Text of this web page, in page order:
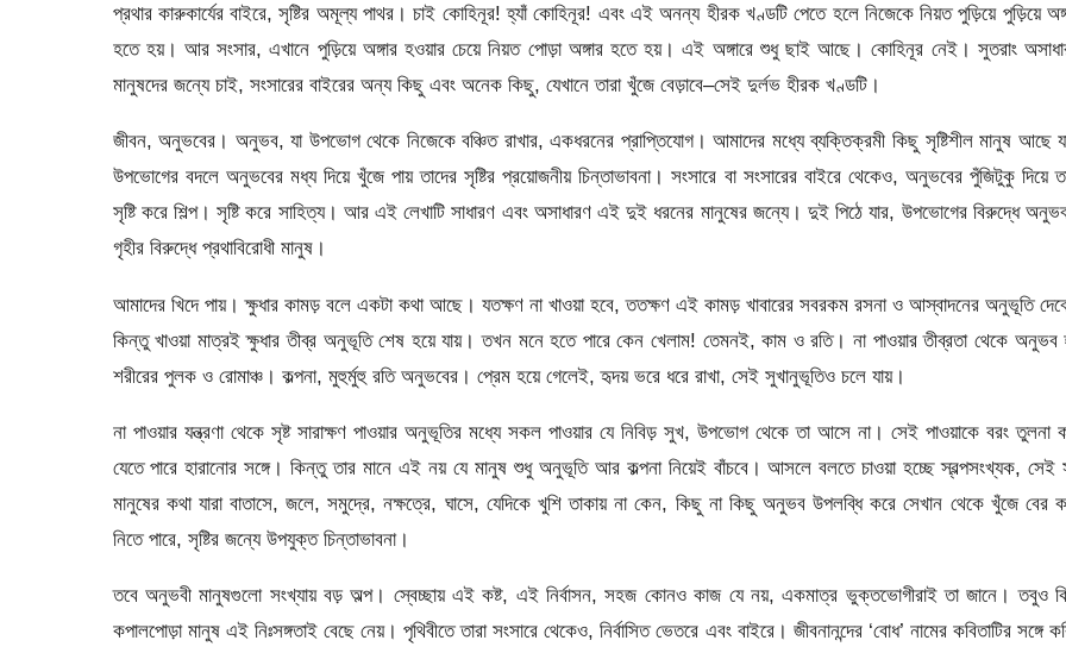
প্রথার কারুকার্যের বাইরে, সৃষ্টির অমূল্য পাথর। চাই কোহিনূর! হ্যাঁ কোহিনূর! এবং এই অনন্য হীরক খণ্ডটি পেতে হলে নিজেকে নিয়ত পুড়িয়ে পুড়িয়ে
হতে হয়। আর সংসার, এখানে পুড়িয়ে অঙ্গার হওয়ার চেয়ে নিয়ত পোড়া অঙ্গার হতে হয়। এই অঙ্গারে শুধু ছাই আছে। কোহিনূর নেই। সুতরাং
মানুষদের জন্যে চাই, সংসারের বাইরের অন্য কিছু এবং অনেক কিছু, যেখানে তারা খুঁজে বেড়াবে–সেই দুর্লভ হীরক খণ্ডটি।
জীবন, অনুভবের। অনুভব, যা উপভোগ থেকে নিজেকে বঞ্চিত রাখার, একধরনের প্রাপ্তিযোগ। আমাদের মধ্যে ব্যক্তিক্রমী কিছু সৃষ্টিশীল মানুষ আছে
উপভোগের বদলে অনুভবের মধ্য দিয়ে খুঁজে পায় তাদের সৃষ্টির প্রয়োজনীয় চিন্তাভাবনা। সংসারে বা সংসারের বাইরে থেকেও, অনুভবের পুঁজিটুকু দিয়ে
সৃষ্টি করে শিল্প। সৃষ্টি করে সাহিত্য। আর এই লেখাটি সাধারণ এবং অসাধারণ এই দুই ধরনের মানুষের জন্যে। দুই পিঠে যার, উপভোগের বিরুদ্ধে
গৃহীর বিরুদ্ধে প্রথাবিরোধী মানুষ।
আমাদের খিদে পায়। ক্ষুধার কামড় বলে একটা কথা আছে। যতক্ষণ না খাওয়া হবে, ততক্ষণ এই কামড় খাবারের সবরকম রসনা ও আস্বাদনের অনুভূতি
কিন্তু খাওয়া মাত্রই ক্ষুধার তীব্র অনুভূতি শেষ হয়ে যায়। তখন মনে হতে পারে কেন খেলাম! তেমনই, কাম ও রতি। না পাওয়ার তীব্রতা থেকে অনুভব
শরীরের পুলক ও রোমাঞ্চ। কল্পনা, মুহুর্মুহু রতি অনুভবের। প্রেম হয়ে গেলেই, হৃদয় ভরে ধরে রাখা, সেই সুখানুভূতিও চলে যায়।
না পাওয়ার যন্ত্রণা থেকে সৃষ্ট সারাক্ষণ পাওয়ার অনুভূতির মধ্যে সকল পাওয়ার যে নিবিড় সুখ, উপভোগ থেকে তা আসে না। সেই পাওয়াকে বরং তুলনা
যেতে পারে হারানোর সঙ্গে। কিন্তু তার মানে এই নয় যে মানুষ শুধু অনুভূতি আর কল্পনা নিয়েই বাঁচবে। আসলে বলতে চাওয়া হচ্ছে স্বল্পসংখ্যক, সেই
মানুষের কথা যারা বাতাসে, জলে, সমুদ্রে, নক্ষত্রে, ঘাসে, যেদিকে খুশি তাকায় না কেন, কিছু না কিছু অনুভব উপলব্ধি করে সেখান থেকে খুঁজে বের
নিতে পারে, সৃষ্টির জন্যে উপযুক্ত চিন্তাভাবনা।
তবে অনুভবী মানুষগুলো সংখ্যায় বড় অল্প। স্বেচ্ছায় এই কষ্ট, এই নির্বাসন, সহজ কোনও কাজ যে নয়, একমাত্র ভুক্তভোগীরাই তা জানে। তবুও
কপালপোড়া মানুষ এই নিঃসঙ্গতাই বেছে নেয়। পৃথিবীতে তারা সংসারে থেকেও, নির্বাসিত ভেতরে এবং বাইরে। জীবনানন্দের ‘বোধ’ নামের কবিতাটির সঙ্গে